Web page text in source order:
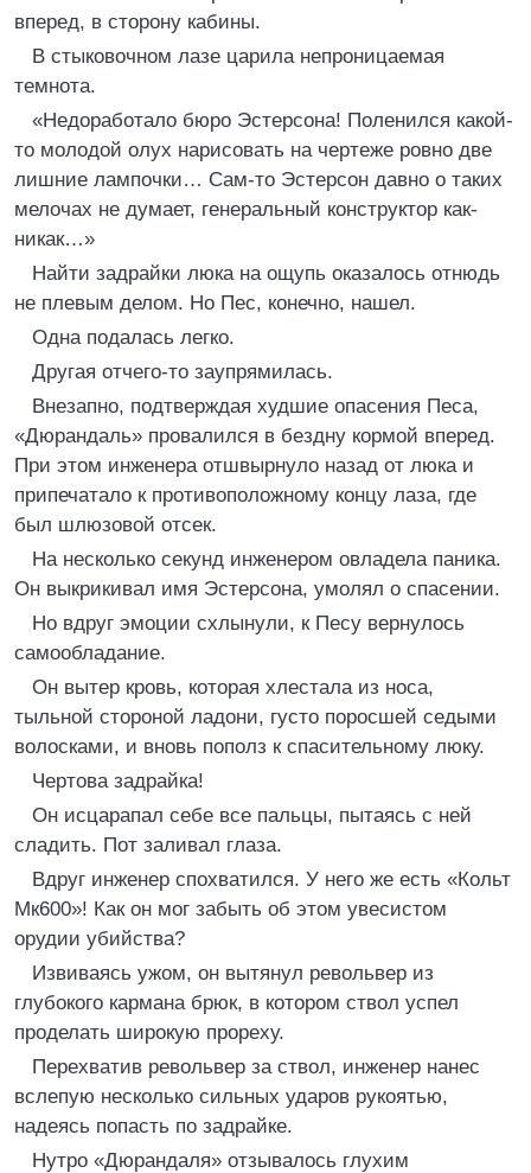
вперед, в сторону кабины.
В стыковочном лазе царила непроницаемая
темнота.
«Недоработало бюро Эстерсона! Поленился какой-
то молодой олух нарисовать на чертеже ровно две
лишние лампочки… Сам-то Эстерсон давно о таких
мелочах не думает, генеральный конструктор как-
никак…»
Найти задрайки люка на ощупь оказалось отнюдь
не плевым делом. Но Пес, конечно, нашел.
Одна подалась легко.
Другая отчего-то заупрямилась.
Внезапно, подтверждая худшие опасения Песа,
«Дюрандаль» провалился в бездну кормой вперед.
При этом инженера отшвырнуло назад от люка и
припечатало к противоположному концу лаза, где
был шлюзовой отсек.
На несколько секунд инженером овладела паника.
Он выкрикивал имя Эстерсона, умолял о спасении.
Но вдруг эмоции схлынули, к Песу вернулось
самообладание.
Он вытер кровь, которая хлестала из носа,
тыльной стороной ладони, густо поросшей седыми
волосками, и вновь пополз к спасительному люку.
Чертова задрайка!
Он исцарапал себе все пальцы, пытаясь с ней
сладить. Пот заливал глаза.
Вдруг инженер спохватился. У него же есть «Кольт
Мк600»! Как он мог забыть об этом увесистом
орудии убийства?
Извиваясь ужом, он вытянул револьвер из
глубокого кармана брюк, в котором ствол успел
проделать широкую прореху.
Перехватив револьвер за ствол, инженер нанес
вслепую несколько сильных ударов рукоятью,
надеясь попасть по задрайке.
Нутро «Дюрандаля» отзывалось глухим